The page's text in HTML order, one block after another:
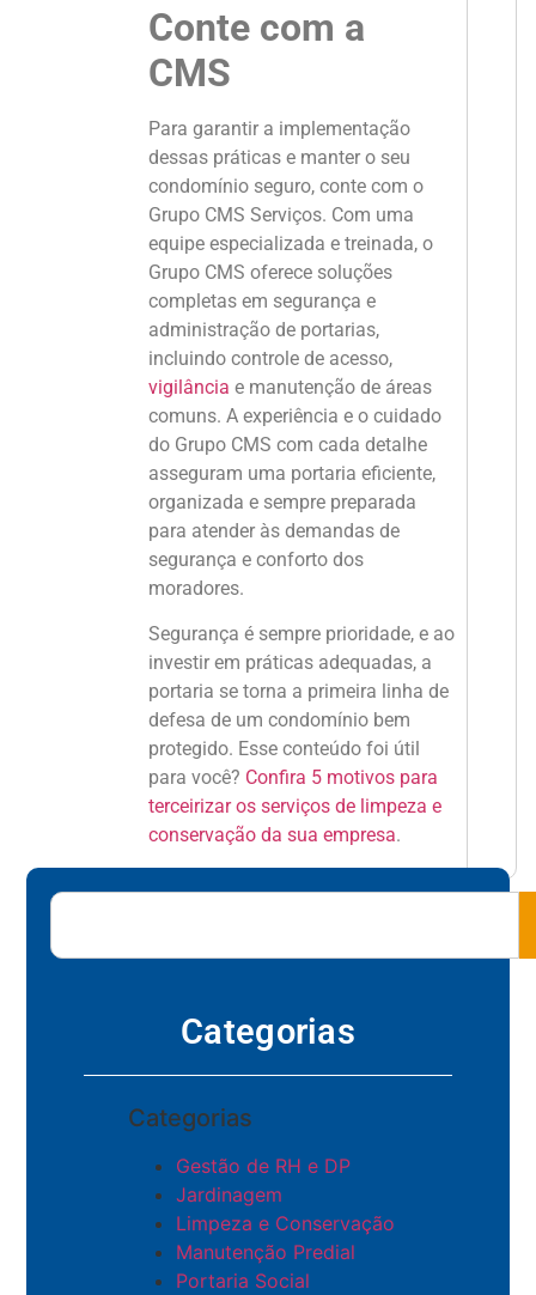
Conte com a
CMS
Para garantir a implementação
dessas práticas e manter o seu
condomínio seguro, conte com o
Grupo CMS Serviços. Com uma
equipe especializada e treinada, o
Grupo CMS oferece soluções
completas em segurança e
administração de portarias,
incluindo controle de acesso,
vigilância e manutenção de áreas
comuns. A experiência e o cuidado
do Grupo CMS com cada detalhe
asseguram uma portaria eficiente,
organizada e sempre preparada
para atender às demandas de
segurança e conforto dos
moradores.
Segurança é sempre prioridade, e ao
investir em práticas adequadas, a
portaria se torna a primeira linha de
defesa de um condomínio bem
protegido. Esse conteúdo foi útil
para você? Confira 5 motivos para
terceirizar os serviços de limpeza e
conservação da sua empresa.
Categorias
Categorias
Gestão de RH e DP
Jardinagem
Limpeza e Conservação
Manutenção Predial
Portaria Social